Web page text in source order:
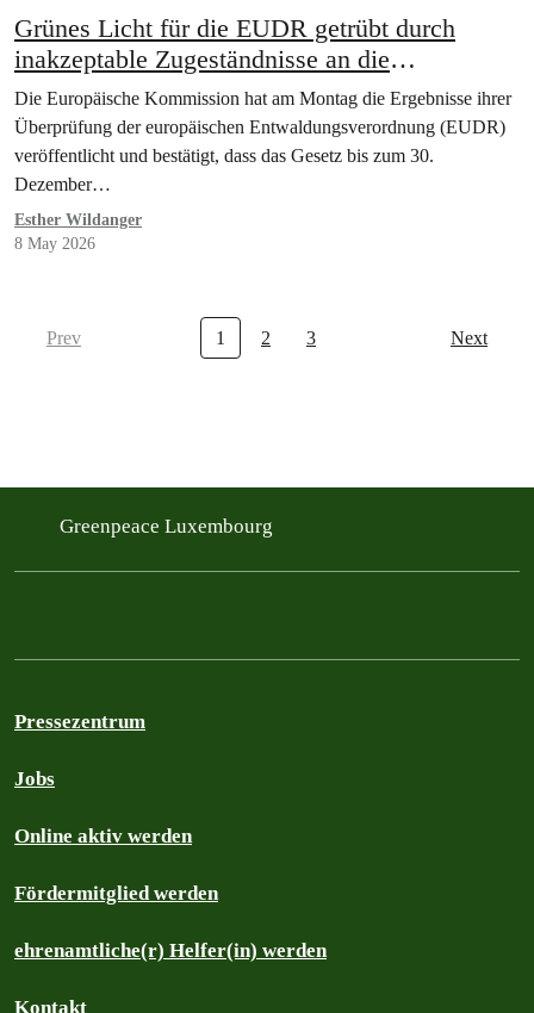
Grünes Licht für die EUDR getrübt durch
inakzeptable Zugeständnisse an die
Lederindustrie
Die Europäische Kommission hat am Montag die Ergebnisse ihrer
Überprüfung der europäischen Entwaldungsverordnung (EUDR)
veröffentlicht und bestätigt, dass das Gesetz bis zum 30.
Dezember…
Esther Wildanger
8 May 2026
Prev 1 2 3 Next
Greenpeace Luxembourg
Pressezentrum
Jobs
Online aktiv werden
Fördermitglied werden
ehrenamtliche(r) Helfer(in) werden
Kontakt